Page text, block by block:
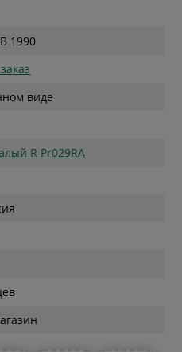
В 1990
виде
R Pr029RA